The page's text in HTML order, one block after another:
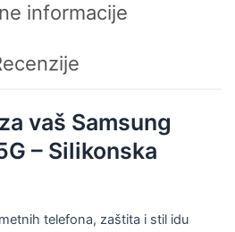
informacije
vaš Samsung
– Silikonska
telefona, zaštita i stil idu